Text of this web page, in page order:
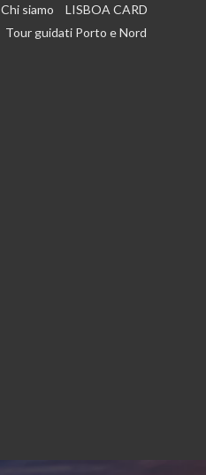
Chi siamo
LISBOA CARD
Tour guidati Porto e Nord